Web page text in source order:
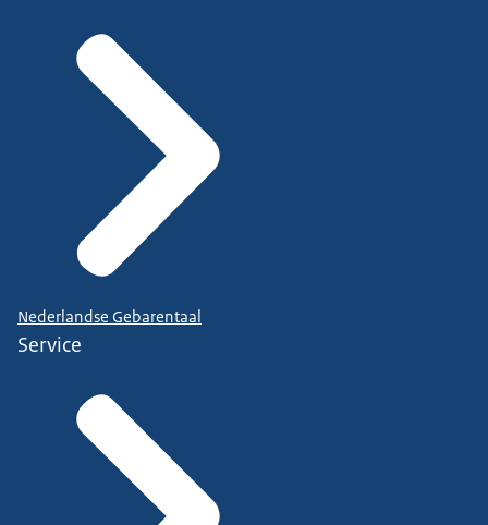
Nederlandse Gebarentaal
Service